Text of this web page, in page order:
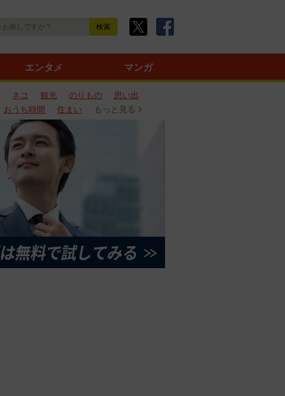
エンタメ マンガ
ネコ 観光 のりもの
思い出
おうち時間 住まい もっと見る